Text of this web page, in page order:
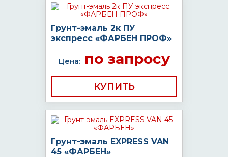
Грунт-эмаль 2к ПУ
экспресс «ФАРБЕН ПРОФ»
Цена:по запросу
КУПИТЬ
Грунт-эмаль EXPRESS VAN
45 «ФАРБЕН»